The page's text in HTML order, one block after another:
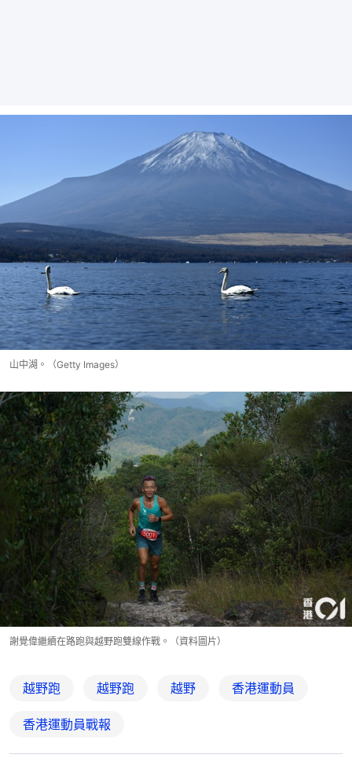
山中湖。（Getty Images）
謝覺偉繼續在路跑與越野跑雙線作戰。（資料圖片）
越野跑 越野跑 越野 香港運動員
香港運動員戰報